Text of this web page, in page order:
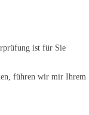
ist für Sie
führen wir mir Ihrem